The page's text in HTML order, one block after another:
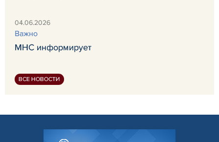
04.06.2026
Важно
МНС информирует
ВСЕ НОВОСТИ